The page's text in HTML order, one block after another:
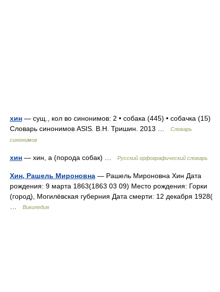
хин — сущ., кол во синонимов: 2 • собака (445) • собачка (15)
Словарь синонимов ASIS. В.Н. Тришин. 2013 …
Словарь
синонимов
хин — хин, а (порода собак) … Русский орфографический словарь
Хин, Рашель Мироновна — Рашель Мироновна Хин Дата
рождения: 9 марта 1863(1863 03 09) Место рождения: Горки
(город), Могилёвская губерния Дата смерти: 12 декабря 1928(
Википедия